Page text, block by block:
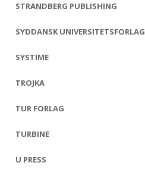
STRANDBERG PUBLISHING
SYDDANSK UNIVERSITETSFORLAG
SYSTIME
TROJKA
TUR FORLAG
TURBINE
U PRESS